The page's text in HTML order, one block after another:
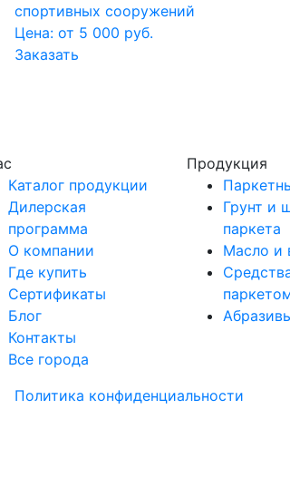
спортивных сооружений
Цена: от 5 000 руб.
Заказать
Каталог продукции
Дилерская
программа
О компании
Где купить
Сертификаты
Блог
Контакты
Все города
Продукция
Грунт и
паркета
Масло и
Политика конфиденциальности